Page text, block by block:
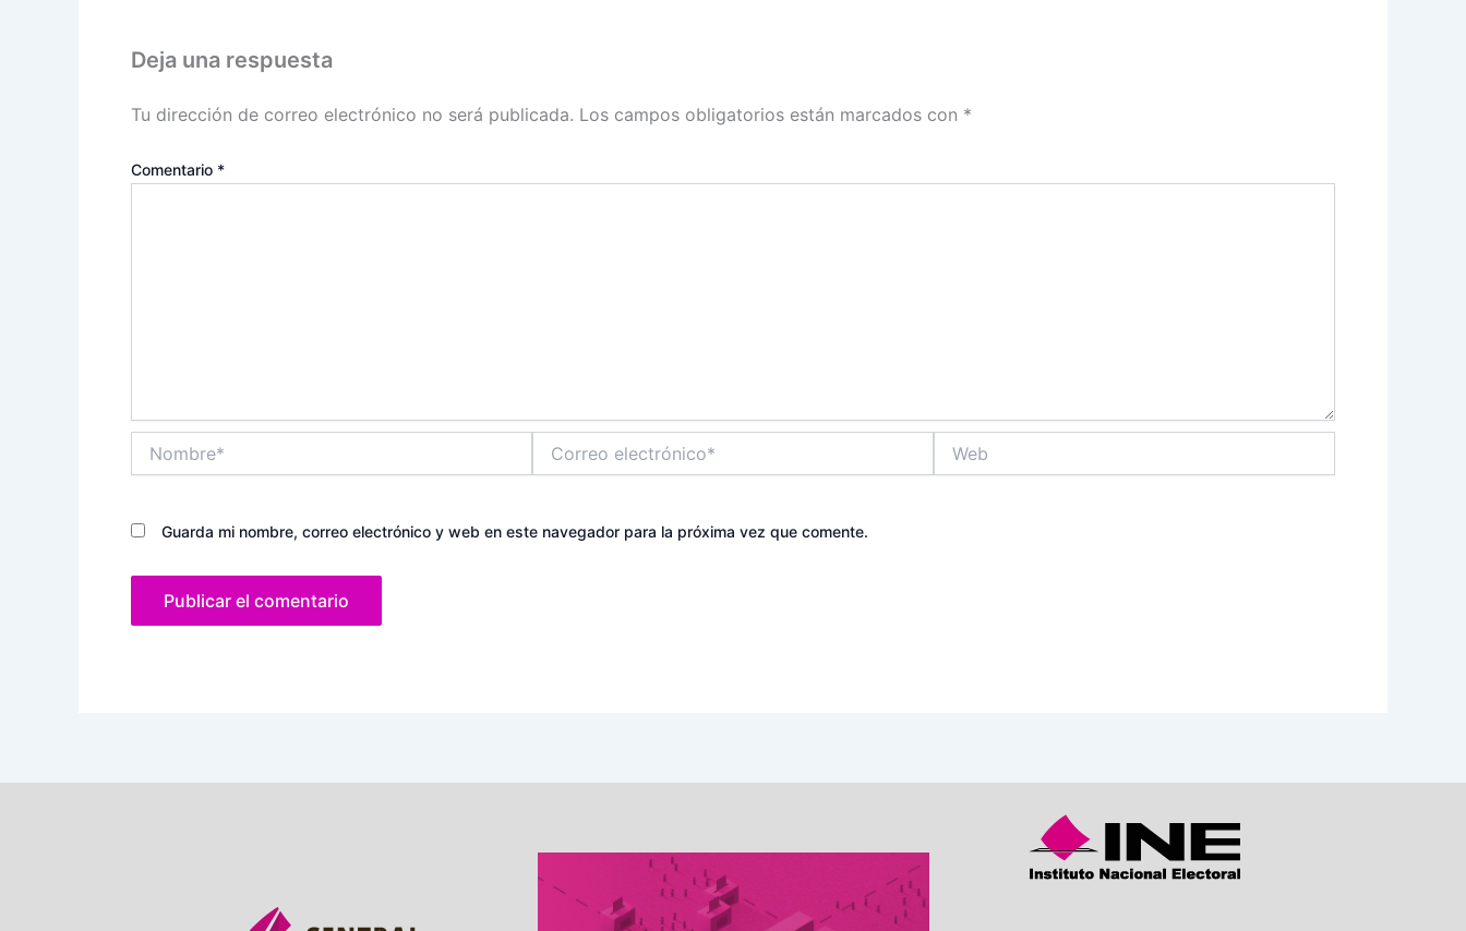
Deja una respuesta
Tu dirección de correo electrónico no será publicada. Los campos obligatorios están marcados con *
Comentario *
electrónico*
Guarda mi nombre, correo electrónico y web en este navegador para la próxima vez que comente.